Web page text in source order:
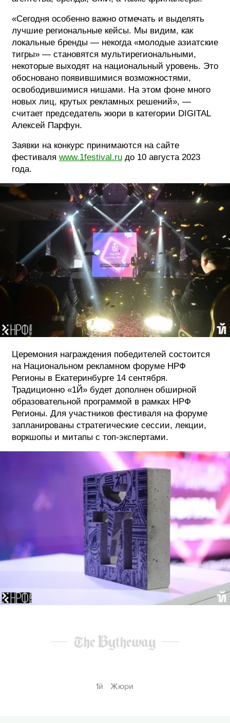
«Сегодня особенно важно отмечать и выделять
лучшие региональные кейсы. Мы видим, как
локальные бренды — некогда «молодые азиатские
тигры» — становятся мультирегиональными,
некоторые выходят на национальный уровень. Это
обосновано появившимися возможностями,
освободившимися нишами. На этом фоне много
новых лиц, крутых рекламных решений», —
считает председатель жюри в категории DIGITAL
Алексей Парфун.
Заявки на конкурс принимаются на сайте
фестиваля www.1festival.ru до 10 августа 2023
года.
Церемония награждения победителей состоится
на Национальном рекламном форуме НРФ
Регионы в Екатеринбурге 14 сентября.
Традиционно «1Й» будет дополнен обширной
образовательной программой в рамках НРФ
Регионы. Для участников фестиваля на форуме
запланированы стратегические сессии, лекции,
воркшопы и митапы с топ-экспертами.
1й Жюри